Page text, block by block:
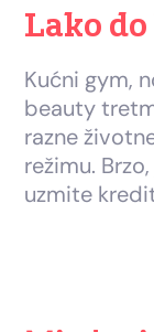
Lako
Kućni gym,
beauty
razne
režimu.
uzmite